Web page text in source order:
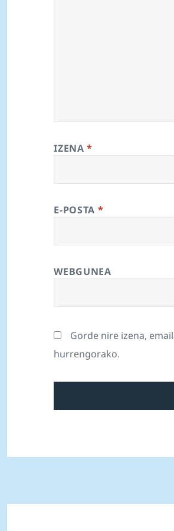
IZENA*
E-POSTA *
WEBGUNEA
Gorde nire izena,
hurrengorako.